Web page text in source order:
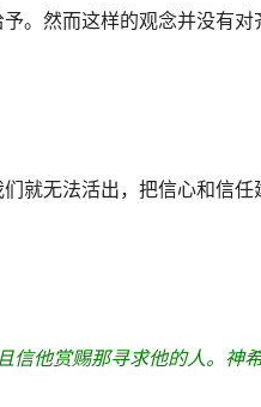
。然而这样的观念并没有对
就无法活出，把信心和信任
信他赏赐那寻求他的人。神